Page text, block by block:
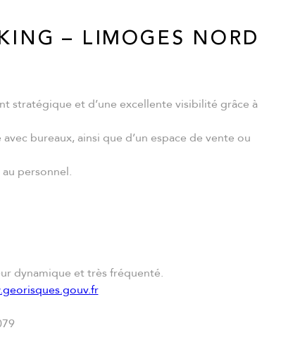
– LIMOGES NORD
stratégique et d’une excellente visibilité grâce à
bureaux, ainsi que d’un espace de vente ou
personnel.
dynamique et très fréquenté.